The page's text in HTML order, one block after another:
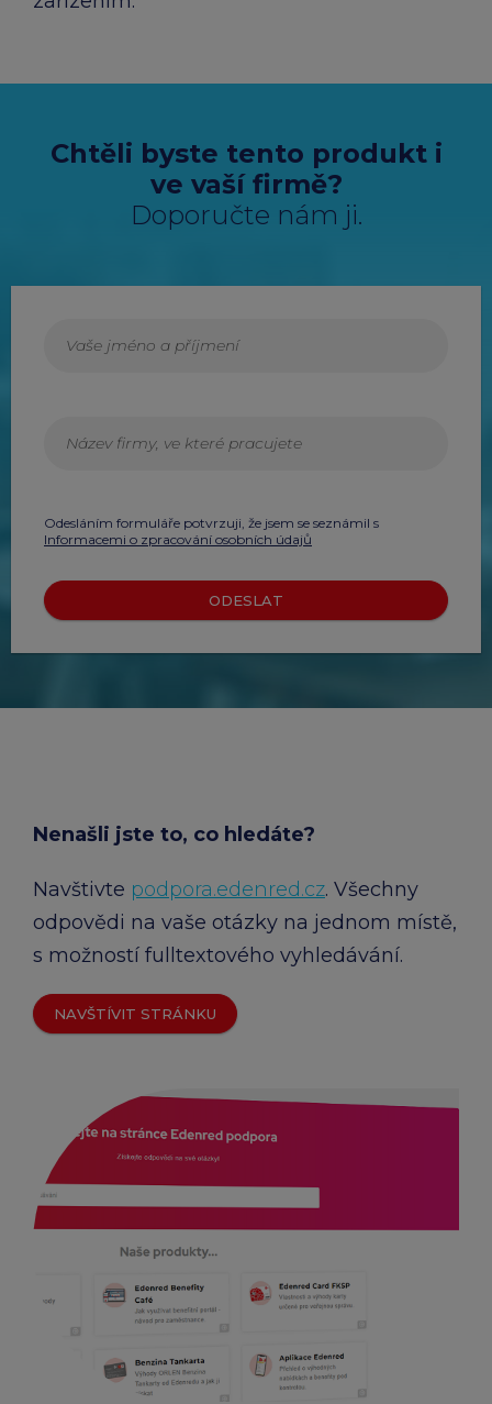
Odesláním formuláře potvrzuji, že jsem se seznámil s
Informacemi o zpracování osobních údajů
ODESLAT
Chtěli byste tento produkt i
ve vaší firmě?
Doporučte nám ji.
Nenašli jste to, co hledáte?
Navštivte podpora.edenred.cz. Všechny
odpovědi na vaše otázky na jednom místě,
s možností fulltextového vyhledávání.
NAVŠTÍVIT STRÁNKU